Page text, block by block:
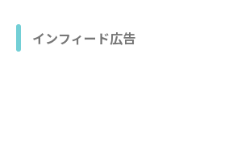
インフィード広告